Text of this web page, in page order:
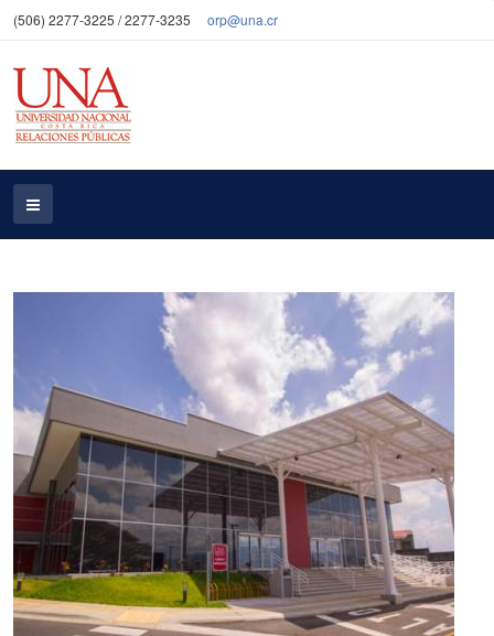
(506) 2277-3225 / 2277-3235 orp@una.cr